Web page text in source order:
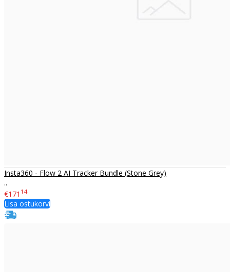
Insta360 - Flow 2 AI Tracker Bundle (Stone Grey)
..
€171 14
Lisa ostukorvi